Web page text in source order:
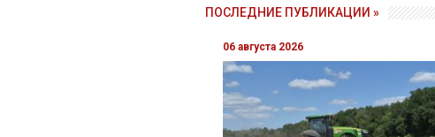
ПОСЛЕДНИЕ ПУБЛИКАЦИИ »
06 августа 2026